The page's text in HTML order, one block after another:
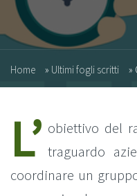
Home » Ultimi fogli scritti »
L’ obiettivo del
traguardo
coordinare un